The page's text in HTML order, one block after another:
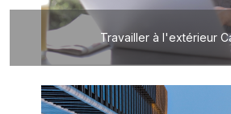
Travailler à l'extérieur